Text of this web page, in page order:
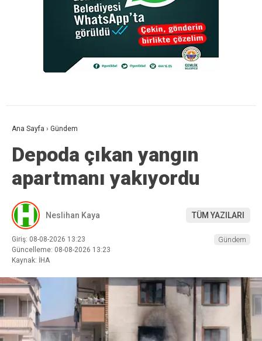
Ana Sayfa › Gündem
Depoda çıkan yangın
apartmanı yakıyordu
Neslihan Kaya TÜM YAZILARI
Giriş: 08-08-2026 13:23
Güncelleme: 08-08-2026 13:23
Kaynak: İHA
Gündem